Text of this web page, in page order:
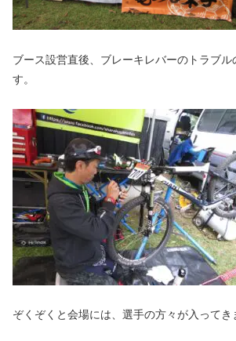
ブース設営直後、ブレーキレバーのトラブル
す。
ぞくぞくと会場には、選手の方々が入ってき